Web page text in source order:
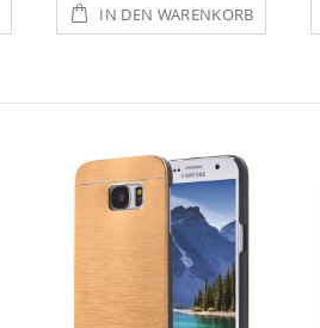
IN DEN WARENKORB